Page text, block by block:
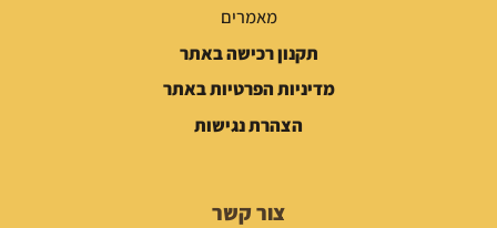
מאמרים
תקנון רכישה באתר
מדיניות הפרטיות באתר
הצהרת נגישות
צור קשר